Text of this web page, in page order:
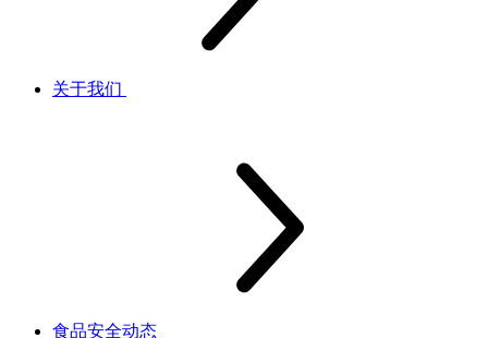
关于我们
食品安全动态